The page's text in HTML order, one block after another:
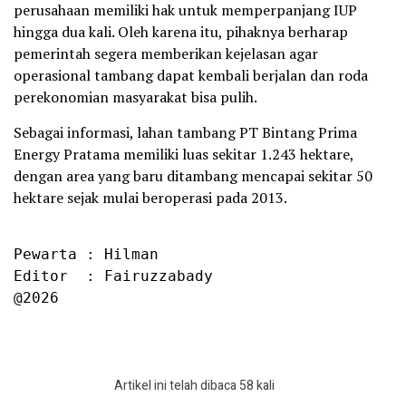
perusahaan memiliki hak untuk memperpanjang IUP
hingga dua kali. Oleh karena itu, pihaknya berharap
pemerintah segera memberikan kejelasan agar
operasional tambang dapat kembali berjalan dan roda
perekonomian masyarakat bisa pulih.
Sebagai informasi, lahan tambang PT Bintang Prima
Energy Pratama memiliki luas sekitar 1.243 hektare,
dengan area yang baru ditambang mencapai sekitar 50
hektare sejak mulai beroperasi pada 2013.
Pewarta : Hilman
Editor  : Fairuzzabady
@2026
Artikel ini telah dibaca 58 kali